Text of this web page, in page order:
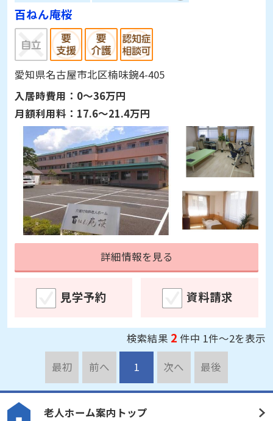
百ねん庵桜
愛知県名古屋市北区楠味鋺4-405
入居時費用： 0～36万円
月額利用料： 17.6～21.4万円
詳細情報を見る
見学予約 資料請求
検索結果 2件中 1件～2を表示
最初
前へ 1 次へ 最後
老人ホーム案内トップ